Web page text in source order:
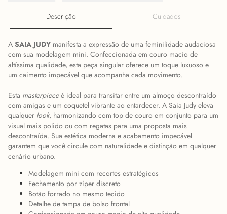
Descrição Cuidados
A SAIA JUDY manifesta a expressão de uma feminilidade audaciosa
com sua modelagem mini. Confeccionada em couro macio de
altíssima qualidade, esta peça singular oferece um toque luxuoso e
um caimento impecável que acompanha cada movimento.
Esta masterpieceé ideal para transitar entre um almoço descontraído
com amigas e um coquetel vibrante ao entardecer. A Saia Judy eleva
qualquer look, harmonizando com top de couro em conjunto para um
visual mais polido ou com regatas para uma proposta mais
descontraída. Sua estética moderna e acabamento impecável
garantem que você circule com naturalidade e distinção em qualquer
cenário urbano.
Modelagem mini com recortes estratégicos
Fechamento por zíper discreto
Botão forrado no mesmo tecido
Detalhe de tampa de bolso frontal